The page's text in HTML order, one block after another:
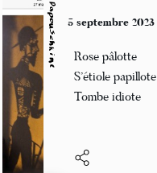
Papouschkine 5 septembre 2023
Rose pâlotte
S’étiole papillote
Tombe idiote